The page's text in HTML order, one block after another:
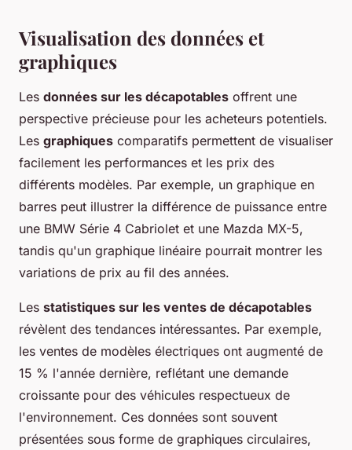
Visualisation des données et
graphiques
Les données sur les décapotables offrent une
perspective précieuse pour les acheteurs potentiels.
Les graphiques comparatifs permettent de visualiser
facilement les performances et les prix des
différents modèles. Par exemple, un graphique en
barres peut illustrer la différence de puissance entre
une BMW Série 4 Cabriolet et une Mazda MX-5,
tandis qu'un graphique linéaire pourrait montrer les
variations de prix au fil des années.
Les statistiques sur les ventes de décapotables
révèlent des tendances intéressantes. Par exemple,
les ventes de modèles électriques ont augmenté de
15 % l'année dernière, reflétant une demande
croissante pour des véhicules respectueux de
l'environnement. Ces données sont souvent
présentées sous forme de graphiques circulaires,